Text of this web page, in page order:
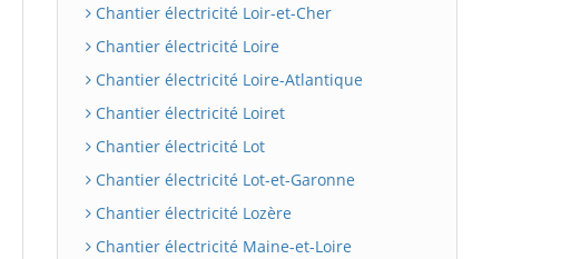
Chantier électricité Loir-et-Cher
Chantier électricité Loire
Chantier électricité Loire-Atlantique
Chantier électricité Loiret
Chantier électricité Lot
Chantier électricité Lot-et-Garonne
Chantier électricité Lozère
Chantier électricité Maine-et-Loire